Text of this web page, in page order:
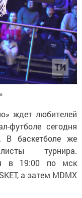
ждет любителей
футболе сегодня
В баскетболе же
турнира.
в 19:00 по мск
а затем MDMX